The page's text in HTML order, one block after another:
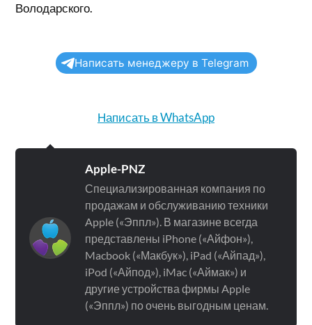
Володарского.
Написать менеджеру в Telegram
Написать в WhatsApp
Apple-PNZ
Специализированная компания по
продажам и обслуживанию техники
Apple («Эппл»). В магазине всегда
представлены iPhone («Айфон»),
Macbook («Макбук»), iPad («Айпад»),
iPod («Айпод»), iMac («Аймак») и
другие устройства фирмы Apple
(«Эппл») по очень выгодным ценам.